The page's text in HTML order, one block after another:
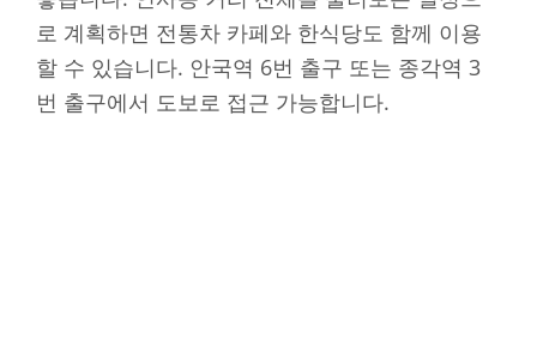
로 계획하면 전통차 카페와 한식당도 함께 이용
할 수 있습니다. 안국역 6번 출구 또는 종각역 3
번 출구에서 도보로 접근 가능합니다.